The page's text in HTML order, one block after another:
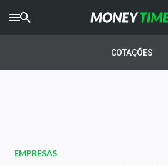
AGROTIMES
Newsletters
COTAÇÕES
EMPRESAS